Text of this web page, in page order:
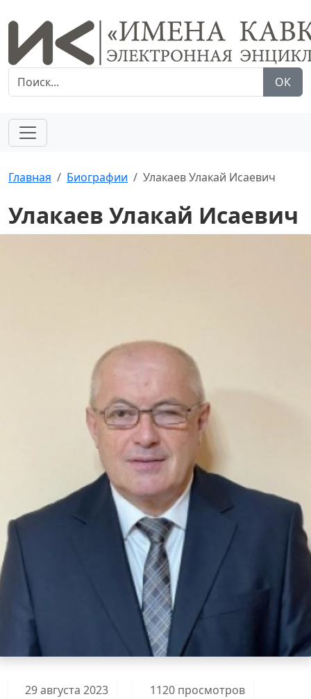
ОК
Главная Биографии Улакаев Улакай Исаевич
Улакаев Улакай Исаевич
29 августа 2023 1120 просмотров